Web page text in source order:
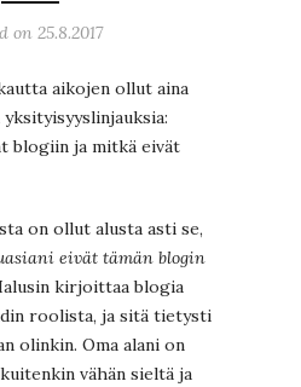
on 25.8.2017
aikojen ollut aina
blogiin ja mitkä eivät
on ollut alusta asti se,
eivät tämän blogin
kirjoittaa blogia
roolista, ja sitä tietysti
olinkin. Oma alani on
vähän sieltä ja